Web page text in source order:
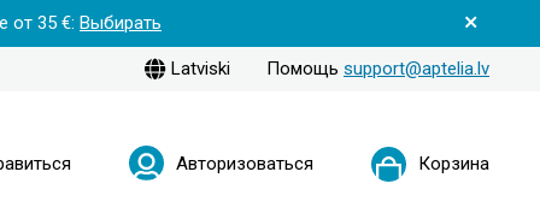
от 35 €: Выбирать
Latviski Помощь support@aptelia.lv
Авторизоваться Корзина